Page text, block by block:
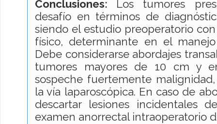
Conclusiones: Los tumores
desafío en términos de
siendo el estudio preoperatorio
físico, determinante en el
Debe considerarse abordajes
tumores mayores de 10 cm y
sospeche fuertemente
la vía laparoscópica. En caso de
descartar lesiones incidentales
examen anorrectal intraoperatorio